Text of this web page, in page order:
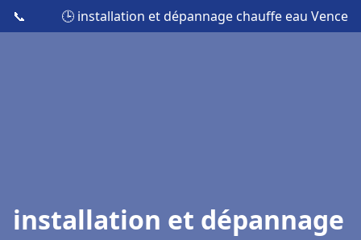
📞 🕒 installation et dépannage chauffe eau Vence
installation et dépannage